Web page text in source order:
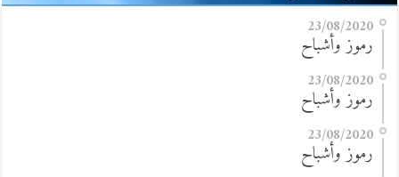
23/08/2020
رموز وأشباح
23/08/2020
رموز وأشباح
23/08/2020
رموز وأشباح